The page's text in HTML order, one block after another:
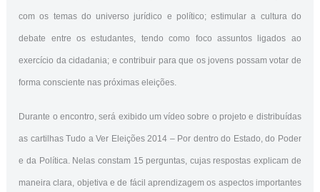
com os temas do universo jurídico e político; estimular a cultura do
debate entre os estudantes, tendo como foco assuntos ligados ao
exercício da cidadania; e contribuir para que os jovens possam votar de
forma consciente nas próximas eleições.
Durante o encontro, será exibido um vídeo sobre o projeto e distribuídas
as cartilhas Tudo a Ver Eleições 2014 – Por dentro do Estado, do Poder
e da Política. Nelas constam 15 perguntas, cujas respostas explicam de
maneira clara, objetiva e de fácil aprendizagem os aspectos importantes